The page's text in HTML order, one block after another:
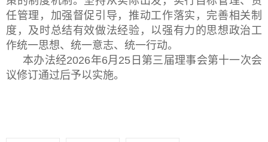
任管理，加强督促引导，推动工作落实，完善相关制
度，及时总结有效做法经验，以强有力的思想政治工
作统一思想、统一意志、统一行动。
本办法经2026年6月25日第三届理事会第十一次会
议修订通过后予以实施。